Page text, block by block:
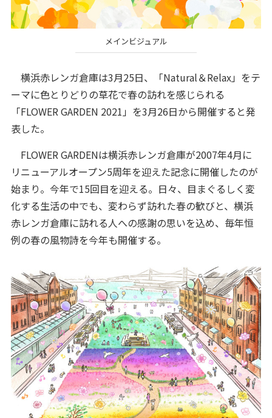
メインビジュアル
横浜赤レンガ倉庫は3月25日、「Natural＆Relax」をテ
ーマに色とりどりの草花で春の訪れを感じられる
「FLOWER GARDEN 2021」を3月26日から開催すると発
表した。
FLOWER GARDENは横浜赤レンガ倉庫が2007年4月に
リニューアルオープン5周年を迎えた記念に開催したのが
始まり。今年で15回目を迎える。日々、目まぐるしく変
化する生活の中でも、変わらず訪れた春の歓びと、横浜
赤レンガ倉庫に訪れる人への感謝の思いを込め、毎年恒
例の春の風物詩を今年も開催する。